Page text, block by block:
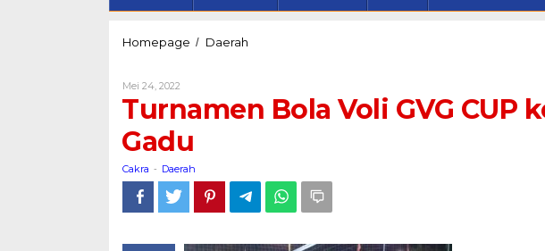
Homepage / Daerah
CUP
Gelar
di
Mei 24, 2022
Turnamen Bola Voli GVG CUP
Gadu
Cakra - Daerah